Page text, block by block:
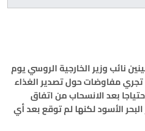
نائب وزير الخارجية الروسي يوم
تجري مفاوضات حول تصدير الغذاء
بعد الانسحاب من اتفاق
الأسود لكنها لم توقع بعد أي